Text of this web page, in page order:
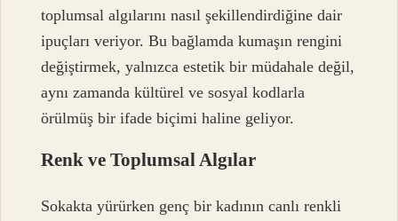
toplumsal algılarını nasıl şekillendirdiğine dair
ipuçları veriyor. Bu bağlamda kumaşın rengini
değiştirmek, yalnızca estetik bir müdahale değil,
aynı zamanda kültürel ve sosyal kodlarla
örülmüş bir ifade biçimi haline geliyor.
Renk ve Toplumsal Algılar
Sokakta yürürken genç bir kadının canlı renkli